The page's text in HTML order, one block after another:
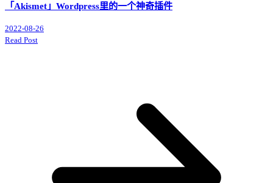
「Akismet」Wordpress里的一个神奇插件
2022-08-26
Read Post